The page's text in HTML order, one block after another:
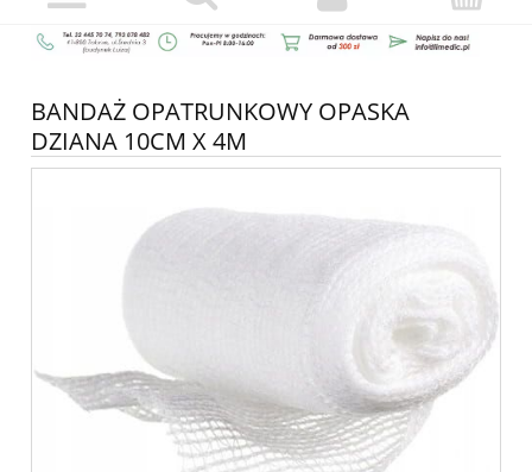
BANDAŻ OPATRUNKOWY OPASKA
DZIANA 10CM X 4M